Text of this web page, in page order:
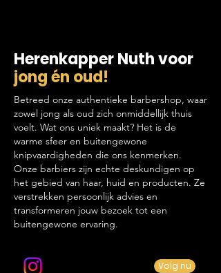
Herenkapper Nuth voor
jong én oud!
Betreed onze authentieke barbershop, waar
zowel jong als oud zich onmiddellijk thuis
voelt. Wat ons uniek maakt? Het is de
warme sfeer en buitengewone
knipvaardigheden die ons kenmerken.
Onze barbiers zijn echte deskundigen op
het gebied van haar, huid en producten. Ze
verstrekken persoonlijk advies en
transformeren jouw bezoek tot een
buitengewone ervaring.
Volg ons op InstagramVolg nu